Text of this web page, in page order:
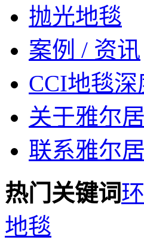
抛光地毯
案例 / 资讯
CCI地毯深
关于雅尔居
联系雅尔居
热门关键词
地毯